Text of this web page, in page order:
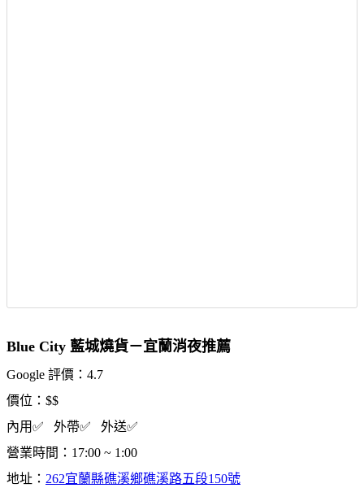
Blue City 藍城燒貨－宜蘭消夜推薦
Google 評價：4.7
價位：$$
內用✅ 外帶✅ 外送✅
營業時間：17:00 ~ 1:00
地址： 262宜蘭縣礁溪鄉礁溪路五段150號